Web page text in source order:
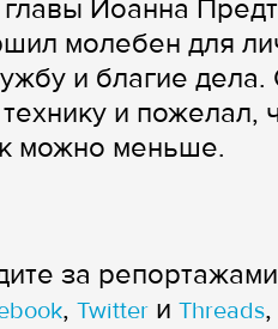
Иоанна
молебен для
и благие дела.
и пожелал,
можно меньше.
за
, Twitter и Threads